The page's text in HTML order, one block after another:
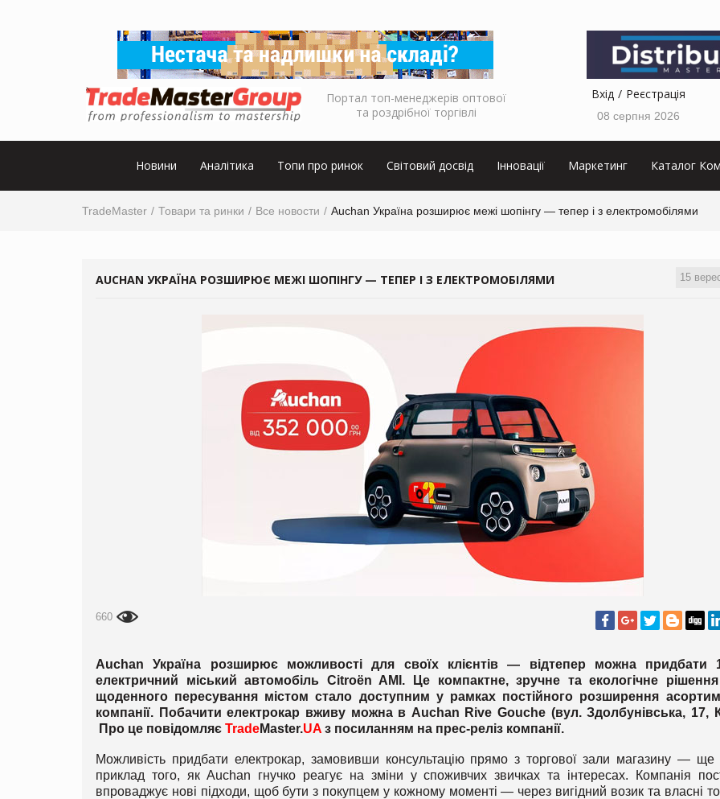
Портал топ-менеджерів оптової
та роздрібної торгівлі
Вхід Реєстрація
08 серпня 2026
Новини Аналітика Топи про ринок Світовий досвід Інновації Маркетинг Каталог
TradeMaster Товари та ринки Все новости Auchan Україна розширює межі шопінгу — тепер і з електромобілями
15
AUCHAN УКРАЇНА РОЗШИРЮЄ МЕЖІ ШОПІНГУ — ТЕПЕР І З ЕЛЕКТРОМОБІЛЯМИ
660
Auchan Україна розширює можливості для своїх клієнтів — відтепер можна придбати
електричний міський автомобіль Citroën AMI. Це компактне, зручне та екологічне
щоденного пересування містом стало доступним у рамках постійного розширення
компанії. Побачити електрокар вживу можна в Auchan Rive Gouche (вул. Здолбунівська, 17,
Про це повідомляє TradeMaster.UA з посиланням на прес-реліз компанії.
Можливість придбати електрокар, замовивши консультацію прямо з торгової зали магазину — ще
приклад того, як Auchan гнучко реагує на зміни у споживчих звичках та інтересах. Компанія
впроваджує нові підходи, щоб бути з покупцем у кожному моменті — через вигідний возик та власні